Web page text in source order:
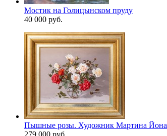
Мостик на Голицынском пруду
40 000 руб.
Пышные розы. Художник Мартина Йона
279 000 руб.